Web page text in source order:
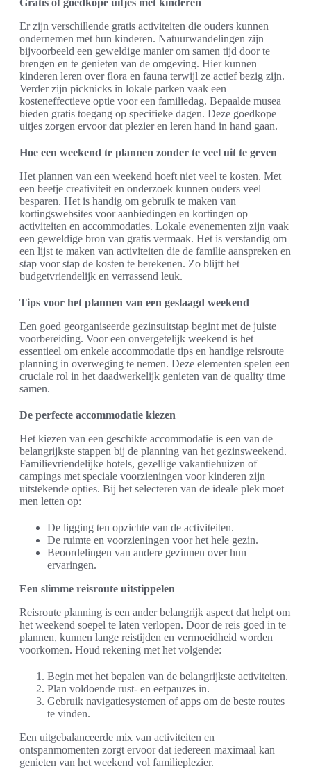
Er zijn verschillende gratis activiteiten die ouders kunnen
ondernemen met hun kinderen. Natuurwandelingen zijn
bijvoorbeeld een geweldige manier om samen tijd door te
brengen en te genieten van de omgeving. Hier kunnen
kinderen leren over flora en fauna terwijl ze actief bezig zijn.
Verder zijn picknicks in lokale parken vaak een
kosteneffectieve optie voor een familiedag. Bepaalde musea
bieden gratis toegang op specifieke dagen. Deze goedkope
uitjes zorgen ervoor dat plezier en leren hand in hand gaan.
Hoe een weekend te plannen zonder te veel uit te geven
Het plannen van een weekend hoeft niet veel te kosten. Met
een beetje creativiteit en onderzoek kunnen ouders veel
besparen. Het is handig om gebruik te maken van
kortingswebsites voor aanbiedingen en kortingen op
activiteiten en accommodaties. Lokale evenementen zijn vaak
een geweldige bron van gratis vermaak. Het is verstandig om
een lijst te maken van activiteiten die de familie aanspreken en
stap voor stap de kosten te berekenen. Zo blijft het
budgetvriendelijk en verrassend leuk.
Tips voor het plannen van een geslaagd weekend
Een goed georganiseerde gezinsuitstap begint met de juiste
voorbereiding. Voor een onvergetelijk weekend is het
essentieel om enkele accommodatie tips en handige reisroute
planning in overweging te nemen. Deze elementen spelen een
cruciale rol in het daadwerkelijk genieten van de quality time
samen.
De perfecte accommodatie kiezen
Het kiezen van een geschikte accommodatie is een van de
belangrijkste stappen bij de planning van het gezinsweekend.
Familievriendelijke hotels, gezellige vakantiehuizen of
campings met speciale voorzieningen voor kinderen zijn
uitstekende opties. Bij het selecteren van de ideale plek moet
men letten op:
De ligging ten opzichte van de activiteiten.
De ruimte en voorzieningen voor het hele gezin.
Beoordelingen van andere gezinnen over hun
ervaringen.
Een slimme reisroute uitstippelen
Reisroute planning is een ander belangrijk aspect dat helpt om
het weekend soepel te laten verlopen. Door de reis goed in te
plannen, kunnen lange reistijden en vermoeidheid worden
voorkomen. Houd rekening met het volgende:
Begin met het bepalen van de belangrijkste activiteiten.
Plan voldoende rust- en eetpauzes in.
Gebruik navigatiesystemen of apps om de beste routes
te vinden.
Een uitgebalanceerde mix van activiteiten en
ontspanmomenten zorgt ervoor dat iedereen maximaal kan
genieten van het weekend vol familieplezier.